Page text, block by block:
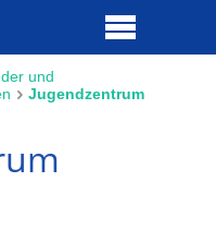
und
Jugendzentrum